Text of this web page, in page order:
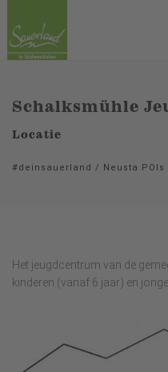
Schalksmühle
Locatie
#deinsauerland / Neusta POIs
Het jeugdcentrum van de
kinderen (vanaf 6 jaar) en